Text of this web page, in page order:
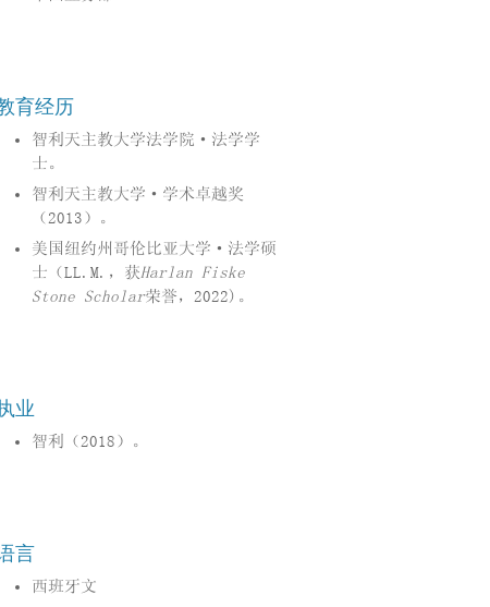
育经历
智利天主教大学法学院·法学学
士。
智利天主教大学·学术卓越奖
（2013）。
美国纽约州哥伦比亚大学·法学硕
士（LL.M.，获Harlan Fiske
Stone Scholar荣誉，2022)。
业
智利（2018）。
言
西班牙文